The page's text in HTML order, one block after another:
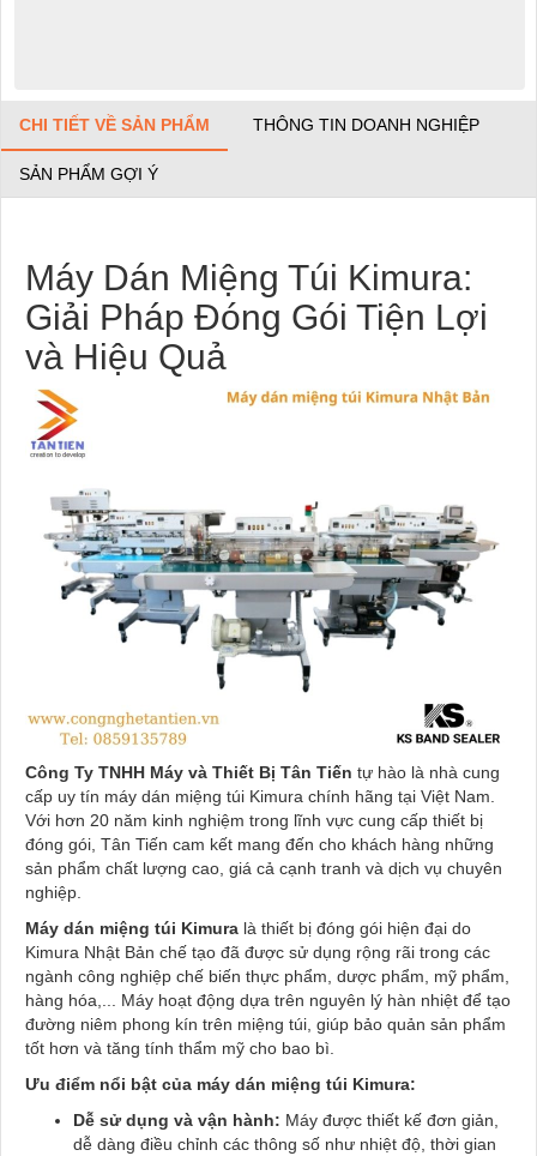
CHI TIẾT VỀ SẢN PHẨM THÔNG TIN DOANH NGHIỆP
SẢN PHẨM GỢI Ý
Máy Dán Miệng Túi Kimura:
Giải Pháp Đóng Gói Tiện Lợi
và Hiệu Quả
Công Ty TNHH Máy và Thiết Bị Tân Tiến tự hào là nhà cung
cấp uy tín máy dán miệng túi Kimura chính hãng tại Việt Nam.
Với hơn 20 năm kinh nghiệm trong lĩnh vực cung cấp thiết bị
đóng gói, Tân Tiến cam kết mang đến cho khách hàng những
sản phẩm chất lượng cao, giá cả cạnh tranh và dịch vụ chuyên
nghiệp.
Máy dán miệng túi Kimura là thiết bị đóng gói hiện đại do
Kimura Nhật Bản chế tạo đã được sử dụng rộng rãi trong các
ngành công nghiệp chế biến thực phẩm, dược phẩm, mỹ phẩm,
hàng hóa,... Máy hoạt động dựa trên nguyên lý hàn nhiệt để tạo
đường niêm phong kín trên miệng túi, giúp bảo quản sản phẩm
tốt hơn và tăng tính thẩm mỹ cho bao bì.
Ưu điểm nổi bật của máy dán miệng túi Kimura:
Dễ sử dụng và vận hành: Máy được thiết kế đơn giản,
dễ dàng điều chỉnh các thông số như nhiệt độ, thời gian